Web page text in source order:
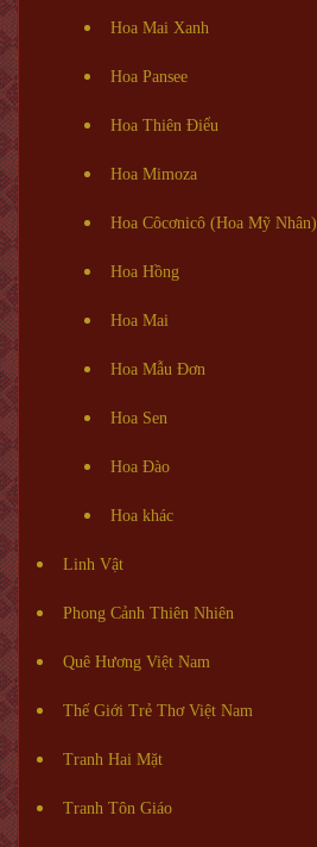
Hoa Mai Xanh
Hoa Pansee
Hoa Thiên Điểu
Hoa Mimoza
Hoa Côcơnicô (Hoa Mỹ Nhân)
Hoa Hồng
Hoa Mai
Hoa Mẫu Đơn
Hoa Sen
Hoa Đào
Hoa khác
Linh Vật
Phong Cảnh Thiên Nhiên
Quê Hương Việt Nam
Thế Giới Trẻ Thơ Việt Nam
Tranh Hai Mặt
Tranh Tôn Giáo